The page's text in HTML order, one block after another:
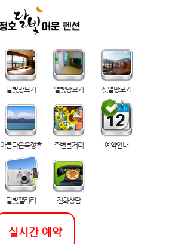
달빛방보기 별빛방보기 샛별방보기
아름다운옥정호 주변볼거리 예약안내
달빛갤러리 전화상담
실시간 예약